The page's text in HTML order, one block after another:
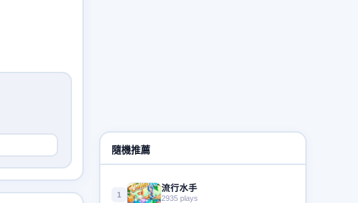
隨機推薦
1
流行水手
2935 plays